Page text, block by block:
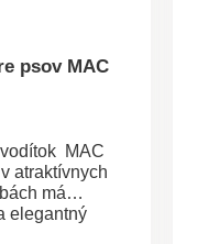
psov MAC
MAC
atraktívnych
má
elegantný